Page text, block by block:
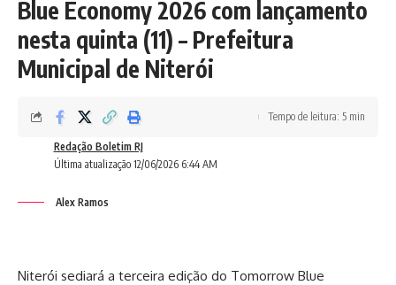
Blue Economy 2026 com lançamento
nesta quinta (11) – Prefeitura
Municipal de Niterói
Última atualização 12/06/2026 6:44 AM
Redação Boletim RJ
Tempo de leitura: 5 min
Alex Ramos
Niterói sediará a terceira edição do Tomorrow Blue